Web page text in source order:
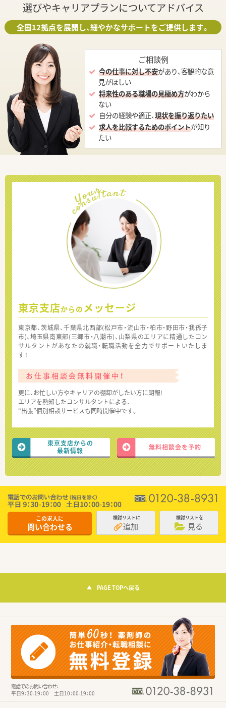
選びやキャリアプランについてアドバイス
全国12拠点を展開し、細やかなサポートをご提供します。
ご相談例
今の仕事に対し不安があり、客観的な意
見がほしい
将来性のある職場の見極め方がわから
ない
自分の経験や適正、現状を振り返りたい
求人を比較するためのポイントが知り
たい
東京支店からの メッセージ
東京都、茨城県、千葉県北西部(松戸市・流山市・柏市・野田市・我孫子
市)、埼玉県南東部(三郷市・八潮市)、山梨県のエリアに精通したコン
サルタントがあなたの就職・転職活動を全力でサポートいたしま
す！
お仕事相談会無料開催中！
更に、お忙しい方やキャリアの棚卸がしたい方に朗報!
エリアを熟知したコンサルタントによる、
“出張”個別相談サービスも同時開催中です。
東京支店からの
最新情報
無料相談会を予約
この求人に
問い合わせる
検討リストに
追加
検討リストを
見る
PAGE TOPへ戻る
電話でのお問い合わせ：
平日9：30-19：00 土日10：00-19：00